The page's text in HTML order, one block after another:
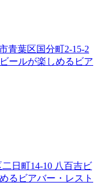
青葉区国分町2-15-2
ールが楽しめるビア
日町14-10 八百吉ビ
るビアバー・レスト